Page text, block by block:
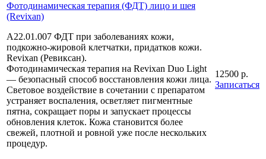
Фотодинамическая терапия (ФДТ) лицо и шея
(Revixan)
А22.01.007 ФДТ при заболеваниях кожи,
подкожно-жировой клетчатки, придатков кожи.
Revixan (Ревиксан).
Фотодинамическая терапия на Revixan Duo Light
— безопасный способ восстановления кожи лица.
Световое воздействие в сочетании с препаратом
устраняет воспаления, осветляет пигментные
пятна, сокращает поры и запускает процессы
обновления клеток. Кожа становится более
свежей, плотной и ровной уже после нескольких
процедур.
12500 р.
Записаться